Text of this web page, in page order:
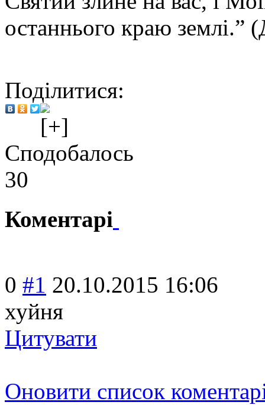
останнього краю землі.”
Поділитися:
Сподобалось
30
Коментарі
0 #1 20.10.2015 16:06
хуйня
Цитувати
Оновити список